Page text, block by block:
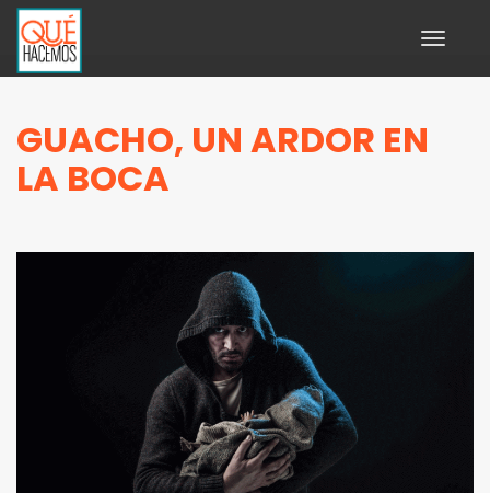
Toggle
GUACHO, UN ARDOR EN
LA BOCA